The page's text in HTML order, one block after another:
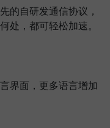
的自研发通信协议，
处，都可轻松加速。
界面，更多语言增加